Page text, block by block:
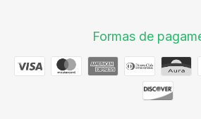
Formas de